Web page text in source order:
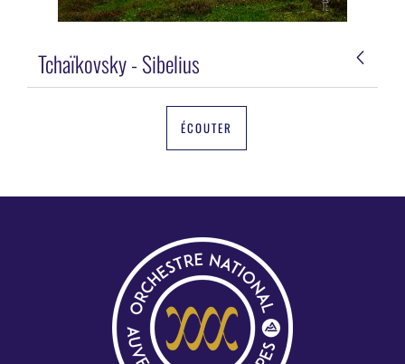
Tchaïkovsky - Sibelius
ÉCOUTER